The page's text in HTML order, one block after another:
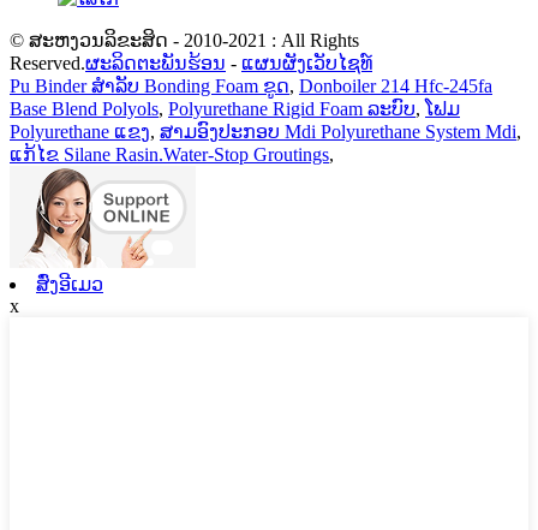
© ສະຫງວນລິຂະສິດ - 2010-2021 : All Rights
Reserved.ຜະລິດຕະພັນຮ້ອນ - ແຜນຜັງເວັບໄຊທ໌
Pu Binder ສໍາລັບ Bonding Foam ຂູດ, Donboiler 214 Hfc-245fa
Base Blend Polyols, Polyurethane Rigid Foam ລະບົບ, ໂຟມ
Polyurethane ແຂງ, ສາມອົງປະກອບ Mdi Polyurethane System Mdi,
ແກ້ໄຂ Silane Rasin.Water-Stop Groutings,
ສົ່ງອີເມວ
x